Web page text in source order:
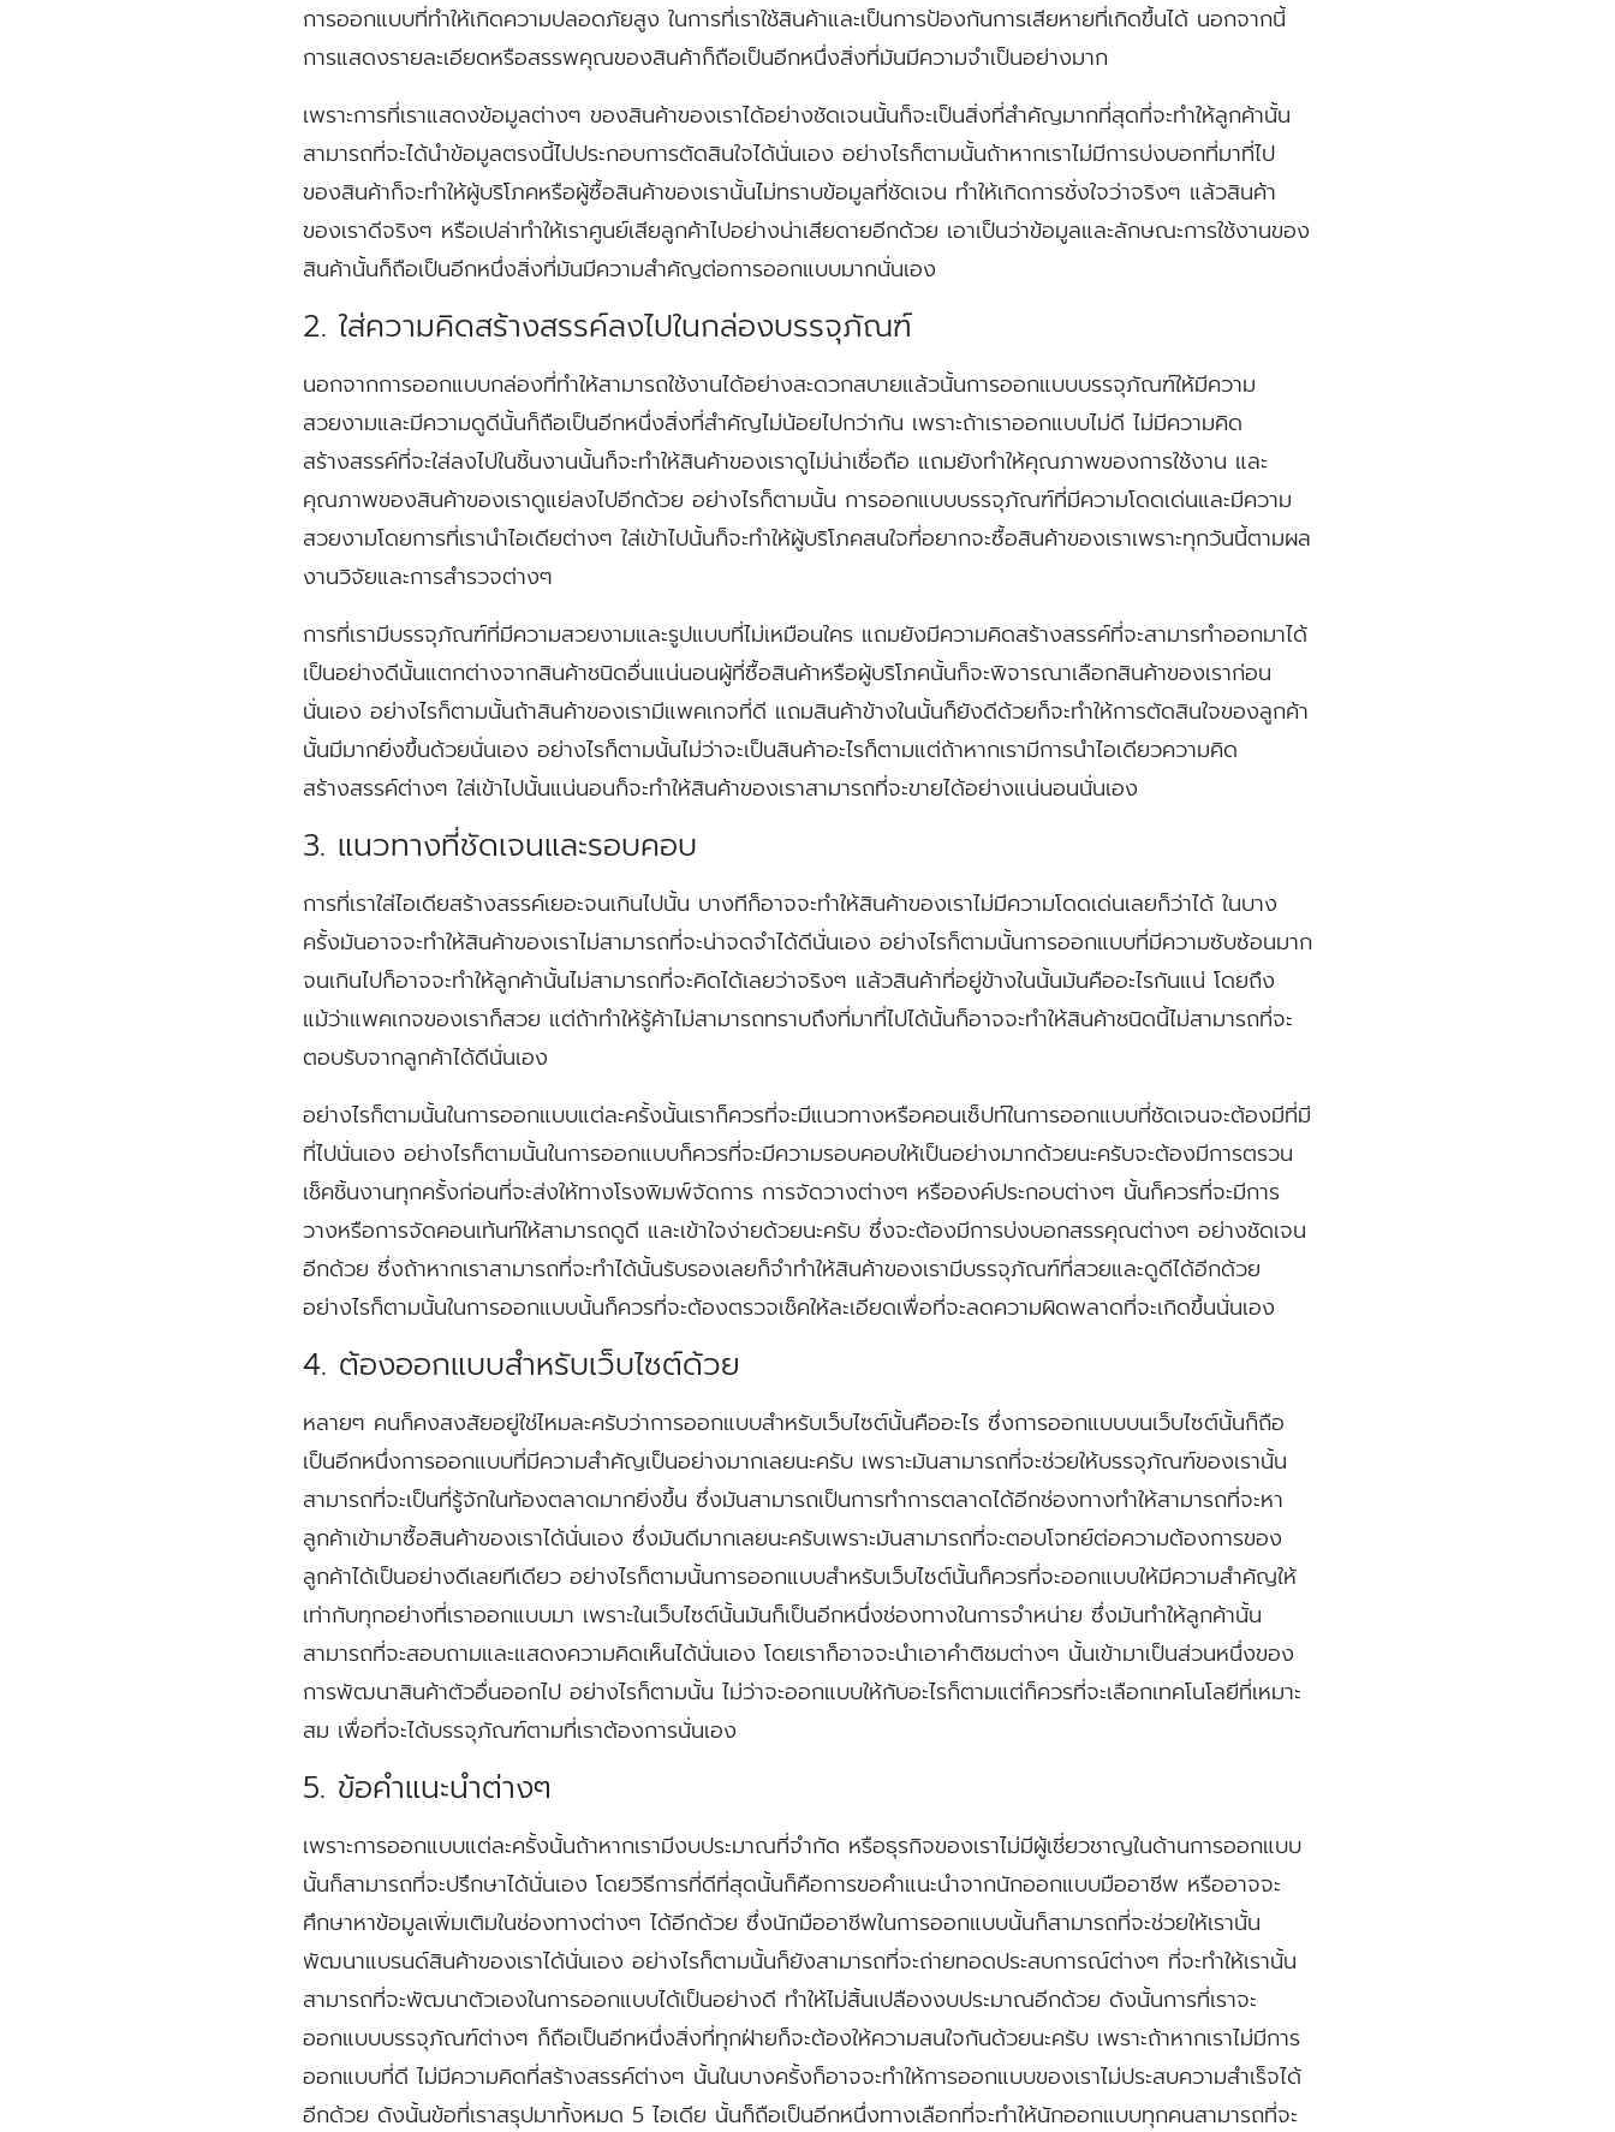
การออกแบบที่ทำให้เกิดความปลอดภัยสูง ในการที่เราใช้สินค้าและเป็นการป้องกันการเสียหายที่เกิดขึ้นได้ นอกจากนี้
การแสดงรายละเอียดหรือสรรพคุณของสินค้าก็ถือเป็นอีกหนึ่งสิ่งที่มันมีความจำเป็นอย่างมาก
เพราะการที่เราแสดงข้อมูลต่างๆ ของสินค้าของเราได้อย่างชัดเจนนั้นก็จะเป็นสิ่งที่สำคัญมากที่สุดที่จะทำให้ลูกค้านั้น
สามารถที่จะได้นำข้อมูลตรงนี้ไปประกอบการตัดสินใจได้นั่นเอง อย่างไรก็ตามนั้นถ้าหากเราไม่มีการบ่งบอกที่มาที่ไป
ของสินค้าก็จะทำให้ผู้บริโภคหรือผู้ซื้อสินค้าของเรานั้นไม่ทราบข้อมูลที่ชัดเจน ทำให้เกิดการชั่งใจว่าจริงๆ แล้วสินค้า
ของเราดีจริงๆ หรือเปล่าทำให้เราศูนย์เสียลูกค้าไปอย่างน่าเสียดายอีกด้วย เอาเป็นว่าข้อมูลและลักษณะการใช้งานของ
สินค้านั้นก็ถือเป็นอีกหนึ่งสิ่งที่มันมีความสำคัญต่อการออกแบบมากนั่นเอง
2. ใส่ความคิดสร้างสรรค์ลงไปในกล่องบรรจุภัณฑ์
นอกจากการออกแบบกล่องที่ทำให้สามารถใช้งานได้อย่างสะดวกสบายแล้วนั้นการออกแบบบรรจุภัณฑ์ให้มีความ
สวยงามและมีความดูดีนั้นก็ถือเป็นอีกหนึ่งสิ่งที่สำคัญไม่น้อยไปกว่ากัน เพราะถ้าเราออกแบบไม่ดี ไม่มีความคิด
สร้างสรรค์ที่จะใส่ลงไปในชิ้นงานนั้นก็จะทำให้สินค้าของเราดูไม่น่าเชื่อถือ แถมยังทำให้คุณภาพของการใช้งาน และ
คุณภาพของสินค้าของเราดูแย่ลงไปอีกด้วย อย่างไรก็ตามนั้น การออกแบบบรรจุภัณฑ์ที่มีความโดดเด่นและมีความ
สวยงามโดยการที่เรานำไอเดียต่างๆ ใส่เข้าไปนั้นก็จะทำให้ผู้บริโภคสนใจที่อยากจะซื้อสินค้าของเราเพราะทุกวันนี้ตามผล
งานวิจัยและการสำรวจต่างๆ
การที่เรามีบรรจุภัณฑ์ที่มีความสวยงามและรูปแบบที่ไม่เหมือนใคร แถมยังมีความคิดสร้างสรรค์ที่จะสามารทำออกมาได้
เป็นอย่างดีนั้นแตกต่างจากสินค้าชนิดอื่นแน่นอนผู้ที่ซื้อสินค้าหรือผู้บริโภคนั้นก็จะพิจารณาเลือกสินค้าของเราก่อน
นั่นเอง อย่างไรก็ตามนั้นถ้าสินค้าของเรามีแพคเกจที่ดี แถมสินค้าข้างในนั้นก็ยังดีด้วยก็จะทำให้การตัดสินใจของลูกค้า
นั้นมีมากยิ่งขึ้นด้วยนั่นเอง อย่างไรก็ตามนั้นไม่ว่าจะเป็นสินค้าอะไรก็ตามแต่ถ้าหากเรามีการนำไอเดียวความคิด
สร้างสรรค์ต่างๆ ใส่เข้าไปนั้นแน่นอนก็จะทำให้สินค้าของเราสามารถที่จะขายได้อย่างแน่นอนนั่นเอง
3. แนวทางที่ชัดเจนและรอบคอบ
การที่เราใส่ไอเดียสร้างสรรค์เยอะจนเกินไปนั้น บางทีก็อาจจะทำให้สินค้าของเราไม่มีความโดดเด่นเลยก็ว่าได้ ในบาง
ครั้งมันอาจจะทำให้สินค้าของเราไม่สามารถที่จะน่าจดจำได้ดีนั่นเอง อย่างไรก็ตามนั้นการออกแบบที่มีความซับซ้อนมาก
จนเกินไปก็อาจจะทำให้ลูกค้านั้นไม่สามารถที่จะคิดได้เลยว่าจริงๆ แล้วสินค้าที่อยู่ข้างในนั้นมันคืออะไรกันแน่ โดยถึง
แม้ว่าแพคเกจของเราก็สวย แต่ถ้าทำให้รู้ค้าไม่สามารถทราบถึงที่มาที่ไปได้นั้นก็อาจจะทำให้สินค้าชนิดนี้ไม่สามารถที่จะ
ตอบรับจากลูกค้าได้ดีนั่นเอง
อย่างไรก็ตามนั้นในการออกแบบแต่ละครั้งนั้นเราก็ควรที่จะมีแนวทางหรือคอนเซ็ปท์ในการออกแบบที่ชัดเจนจะต้องมีที่มี
ที่ไปนั่นเอง อย่างไรก็ตามนั้นในการออกแบบก็ควรที่จะมีความรอบคอบให้เป็นอย่างมากด้วยนะครับจะต้องมีการตรวน
เช็คชิ้นงานทุกครั้งก่อนที่จะส่งให้ทางโรงพิมพ์จัดการ การจัดวางต่างๆ หรือองค์ประกอบต่างๆ นั้นก็ควรที่จะมีการ
วางหรือการจัดคอนเท้นท์ให้สามารถดูดี และเข้าใจง่ายด้วยนะครับ ซึ่งจะต้องมีการบ่งบอกสรรคุณต่างๆ อย่างชัดเจน
อีกด้วย ซึ่งถ้าหากเราสามารถที่จะทำได้นั้นรับรองเลยก็จำทำให้สินค้าของเรามีบรรจุภัณฑ์ที่สวยและดูดีได้อีกด้วย
อย่างไรก็ตามนั้นในการออกแบบนั้นก็ควรที่จะต้องตรวจเช็คให้ละเอียดเพื่อที่จะลดความผิดพลาดที่จะเกิดขึ้นนั่นเอง
4. ต้องออกแบบสำหรับเว็บไซต์ด้วย
หลายๆ คนก็คงสงสัยอยู่ใช่ไหมละครับว่าการออกแบบสำหรับเว็บไซต์นั้นคืออะไร ซึ่งการออกแบบบนเว็บไซต์นั้นก็ถือ
เป็นอีกหนึ่งการออกแบบที่มีความสำคัญเป็นอย่างมากเลยนะครับ เพราะมันสามารถที่จะช่วยให้บรรจุภัณฑ์ของเรานั้น
สามารถที่จะเป็นที่รู้จักในท้องตลาดมากยิ่งขึ้น ซึ่งมันสามารถเป็นการทำการตลาดได้อีกช่องทางทำให้สามารถที่จะหา
ลูกค้าเข้ามาซื้อสินค้าของเราได้นั่นเอง ซึ่งมันดีมากเลยนะครับเพราะมันสามารถที่จะตอบโจทย์ต่อความต้องการของ
ลูกค้าได้เป็นอย่างดีเลยทีเดียว อย่างไรก็ตามนั้นการออกแบบสำหรับเว็บไซต์นั้นก็ควรที่จะออกแบบให้มีความสำคัญให้
เท่ากับทุกอย่างที่เราออกแบบมา เพราะในเว็บไซต์นั้นมันก็เป็นอีกหนึ่งช่องทางในการจำหน่าย ซึ่งมันทำให้ลูกค้านั้น
สามารถที่จะสอบถามและแสดงความคิดเห็นได้นั่นเอง โดยเราก็อาจจะนำเอาคำติชมต่างๆ นั้นเข้ามาเป็นส่วนหนึ่งของ
การพัฒนาสินค้าตัวอื่นออกไป อย่างไรก็ตามนั้น ไม่ว่าจะออกแบบให้กับอะไรก็ตามแต่ก็ควรที่จะเลือกเทคโนโลยีที่เหมาะ
สม เพื่อที่จะได้บรรจุภัณฑ์ตามที่เราต้องการนั่นเอง
5. ข้อคำแนะนำต่างๆ
เพราะการออกแบบแต่ละครั้งนั้นถ้าหากเรามีงบประมาณที่จำกัด หรือธุรกิจของเราไม่มีผู้เชี่ยวชาญในด้านการออกแบบ
นั้นก็สามารถที่จะปรึกษาได้นั่นเอง โดยวิธีการที่ดีที่สุดนั้นก็คือการขอคำแนะนำจากนักออกแบบมืออาชีพ หรืออาจจะ
ศึกษาหาข้อมูลเพิ่มเติมในช่องทางต่างๆ ได้อีกด้วย ซึ่งนักมืออาชีพในการออกแบบนั้นก็สามารถที่จะช่วยให้เรานั้น
พัฒนาแบรนด์สินค้าของเราได้นั่นเอง อย่างไรก็ตามนั้นก็ยังสามารถที่จะถ่ายทอดประสบการณ์ต่างๆ ที่จะทำให้เรานั้น
สามารถที่จะพัฒนาตัวเองในการออกแบบได้เป็นอย่างดี ทำให้ไม่สิ้นเปลืองงบประมาณอีกด้วย ดังนั้นการที่เราจะ
ออกแบบบรรจุภัณฑ์ต่างๆ ก็ถือเป็นอีกหนึ่งสิ่งที่ทุกฝ่ายก็จะต้องให้ความสนใจกันด้วยนะครับ เพราะถ้าหากเราไม่มีการ
ออกแบบที่ดี ไม่มีความคิดที่สร้างสรรค์ต่างๆ นั้นในบางครั้งก็อาจจะทำให้การออกแบบของเราไม่ประสบความสำเร็จได้
อีกด้วย ดังนั้นข้อที่เราสรุปมาทั้งหมด 5 ไอเดีย นั้นก็ถือเป็นอีกหนึ่งทางเลือกที่จะทำให้นักออกแบบทุกคนสามารถที่จะ